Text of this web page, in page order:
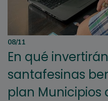
08/11
En qué
santafesinas
plan Municipios